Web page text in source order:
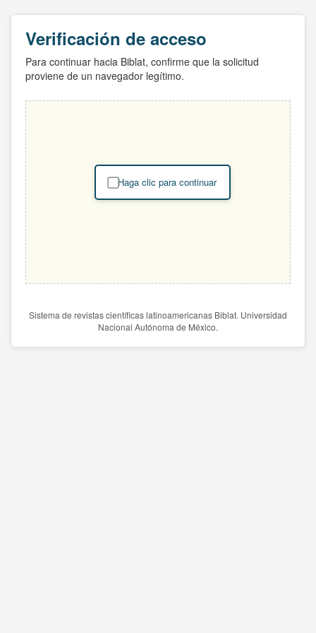
Verificación de acceso
Para continuar hacia Biblat, confirme que la solicitud
proviene de un navegador legítimo.
Haga clic para continuar
Sistema de revistas científicas latinoamericanas Biblat. Universidad
Nacional Autónoma de México.